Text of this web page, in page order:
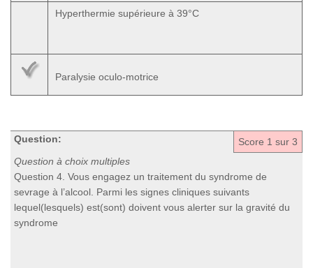
Hyperthermie supérieure à 39°C
Paralysie oculo-motrice
Score 1 sur 3
Question:
Question à choix multiples
Question 4. Vous engagez un traitement du syndrome de
sevrage à l’alcool. Parmi les signes cliniques suivants
lequel(lesquels) est(sont) doivent vous alerter sur la gravité du
syndrome